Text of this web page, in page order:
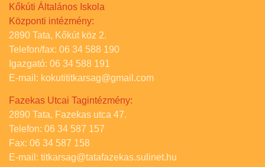
Kőkúti Általános Iskola
Központi intézmény:
2890 Tata, Kőkút köz 2.
Telefon/fax: 06 34 588 190
Igazgató: 06 34 588 191
E-mail: kokutititkarsag@gmail.com
Fazekas Utcai Tagintézmény:
2890 Tata, Fazekas utca 47.
Telefon: 06 34 587 157
Fax: 06 34 587 158
E-mail: titkarsag@tatafazekas.sulinet.hu